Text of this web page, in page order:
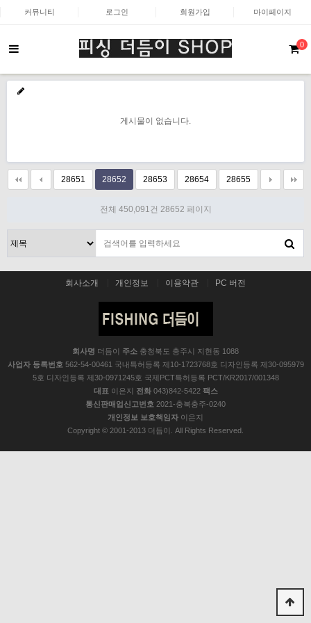
커뮤니티 로그인 회원가입 마이페이지
0
게시물이 없습니다.
28651 28652 28653 28654 28655
전체 450,091건 28652 페이지
회사소개 개인정보 이용약관 PC 버전
회사명 더듬이 주소 충청북도 충주시 지현동 1088
사업자 등록번호 562-54-00461 국내특허등록 제10-1723768호 디자인등록 제30-095979
5호 디자인등록 제30-0971245호 국제PCT특허등록 PCT/KR2017/001348
대표 이은지 전화043)842-5422 팩스
통신판매업신고번호 2021-충북충주-0240
개인정보 보호책임자 이은지
Copyright © 2001-2013 더듬이. All Rights Reserved.